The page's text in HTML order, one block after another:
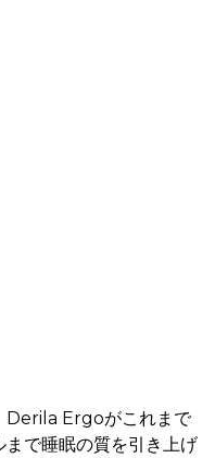
Derila Ergoがこれまで
で睡眠の質を引き上げ